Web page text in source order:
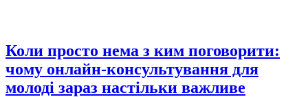
Коли просто нема з ким поговорити:
чому онлайн-консультування для
молоді зараз настільки важливе